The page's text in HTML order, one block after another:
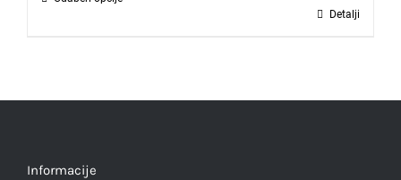
Detalji
Informacije